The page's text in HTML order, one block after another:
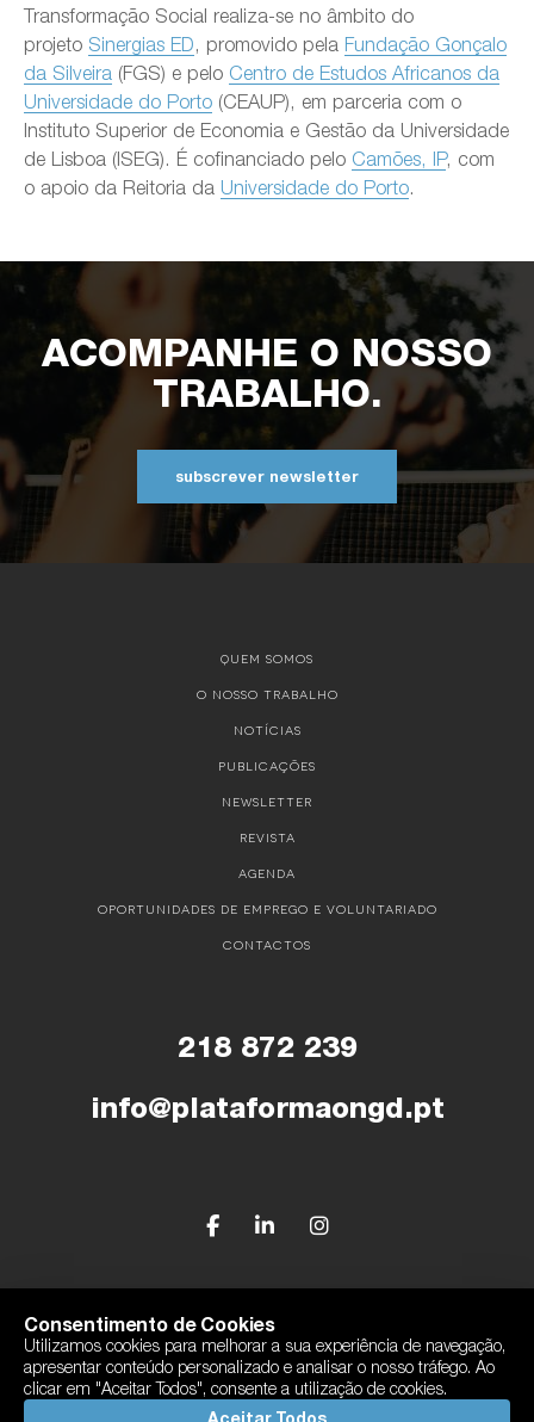
Transformação Social realiza-se no âmbito do
projeto Sinergias ED, promovido pela Fundação Gonçalo
da Silveira (FGS) e pelo Centro de Estudos Africanos da
Universidade do Porto (CEAUP), em parceria com o
Instituto Superior de Economia e Gestão da Universidade
de Lisboa (ISEG). É cofinanciado pelo Camões, IP, com
o apoio da Reitoria da Universidade do Porto.
ACOMPANHE O NOSSO
TRABALHO.
subscrever newsletter
QUEM SOMOS
O NOSSO TRABALHO
NOTÍCIAS
PUBLICAÇÕES
NEWSLETTER
REVISTA
AGENDA
OPORTUNIDADES DE EMPREGO E VOLUNTARIADO
CONTACTOS
218 872 239
info@plataformaongd.pt
Política de Privacidade
Com o apoio de Camões, I.P
Bybluesoft.pt
Consentimento de Cookies
Utilizamos cookies para melhorar a sua experiência de navegação,
apresentar conteúdo personalizado e analisar o nosso tráfego. Ao
clicar em "Aceitar Todos", consente a utilização de cookies.
Aceitar Todos